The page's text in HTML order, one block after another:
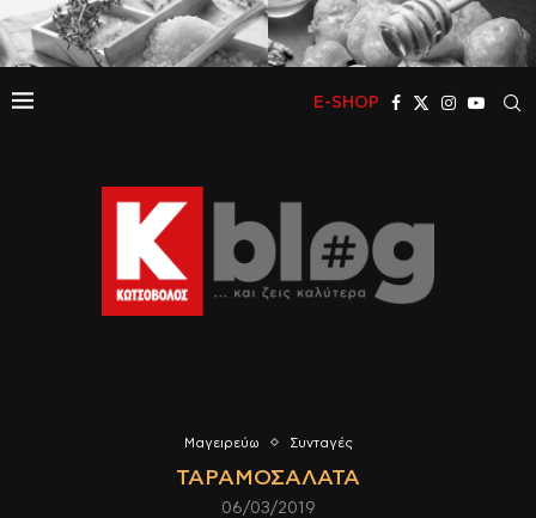
E-SHOP
Μαγειρεύω Συνταγές
ΤΑΡΑΜΟΣΑΛΆΤΑ
06/03/2019